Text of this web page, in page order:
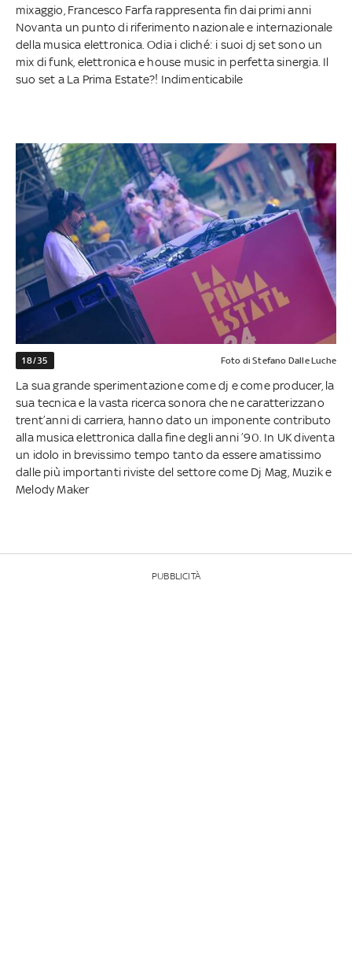
mixaggio, Francesco Farfa rappresenta fin dai primi anni
Novanta un punto di riferimento nazionale e internazionale
della musica elettronica. Odia i cliché: i suoi dj set sono un
mix di funk, elettronica e house music in perfetta sinergia. Il
suo set a La Prima Estate?! Indimenticabile
18/35 Foto di Stefano Dalle Luche
La sua grande sperimentazione come dj e come producer, la
sua tecnica e la vasta ricerca sonora che ne caratterizzano
trent’anni di carriera, hanno dato un imponente contributo
alla musica elettronica dalla fine degli anni ’90. In UK diventa
un idolo in brevissimo tempo tanto da essere amatissimo
dalle più importanti riviste del settore come Dj Mag, Muzik e
Melody Maker
PUBBLICITÀ